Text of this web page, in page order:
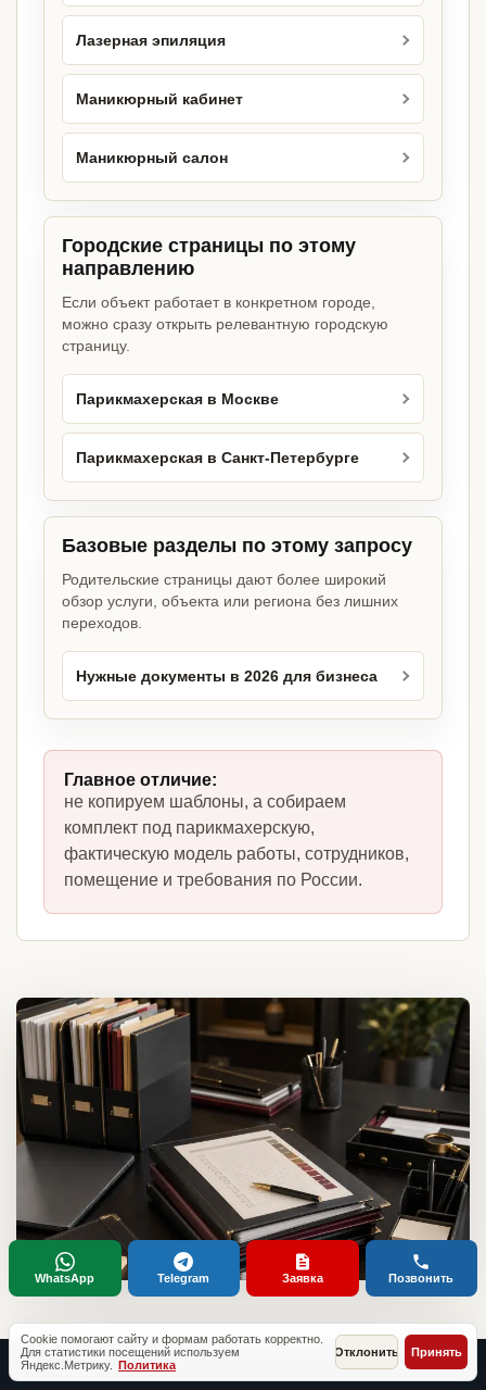
Лазерная эпиляция
Маникюрный кабинет
Маникюрный салон
Городские страницы по этому
направлению
Если объект работает в конкретном городе,
можно сразу открыть релевантную городскую
страницу.
Парикмахерская в Москве
Парикмахерская в Санкт-Петербурге
Базовые разделы по этому запросу
Родительские страницы дают более широкий
обзор услуги, объекта или региона без лишних
переходов.
Нужные документы в 2026 для бизнеса
Главное отличие:
не копируем шаблоны, а собираем
комплект под парикмахерскую,
фактическую модель работы, сотрудников,
помещение и требования по России.
Cookie помогают сайту и формам работать корректно.
Для статистики посещений используем
Яндекс.Метрику. Политика
Отклонить Принять
WhatsApp Telegram Заявка Позвонить